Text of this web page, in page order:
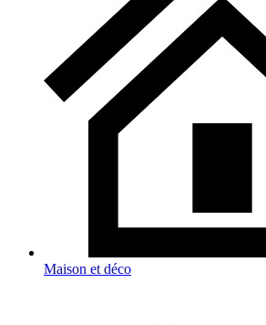
Maison et déco